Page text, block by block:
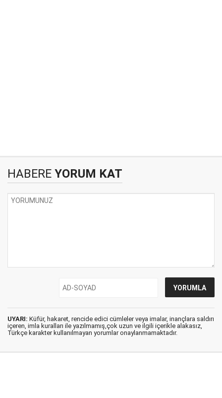
HABERE YORUM KAT
UYARI: Küfür, hakaret, rencide edici cümleler veya imalar, inançlara saldırı
içeren, imla kuralları ile yazılmamış,çok uzun ve ilgili içerikle alakasız,
Türkçe karakter kullanılmayan yorumlar onaylanmamaktadır.